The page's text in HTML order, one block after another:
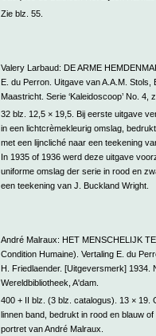
Zie blz. 55.
Valery Larbaud: DE ARME
E. du Perron. Uitgave van A.A.M. Stols,
Maastricht. Serie ‘Kaleidoscoop’ No. 4,
32 blz. 12,5 × 19,5. Bij eerste uitgave
in een lichtcrèmekleurig omslag,
met een lijncliché naar een teekening
In 1935 of 1936 werd deze uitgave
uniforme omslag der serie in rood en
een teekening van J. Buckland Wright.
André Malraux: HET MENSCHELIJK
Condition Humaine). Vertaling E. du
H. Friedlaender. [Uitgeversmerk] 1934.
Wereldbibliotheek, A'dam.
400 + II blz. (3 blz. catalogus). 13 × 19.
linnen band, bedrukt in rood en blauw
portret van André Malraux.